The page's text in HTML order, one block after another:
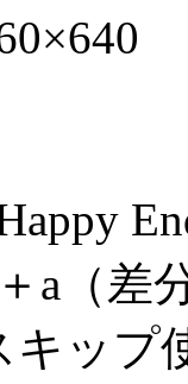
a（差
キップ